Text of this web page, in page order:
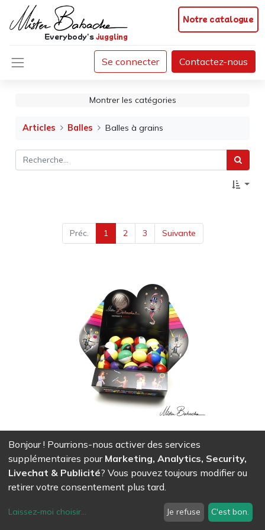
Notre catalogue
Everybody'sjuggling
Se connecter Contactez-nous
Montrer les catégories
Articles Balles Balles à grains
Préc. 1 2 3 Suivante
Set de 100 balles à grains JUNIOR FLUO 4c - 60g
819,05CHF
Bonjour ! Pourrions-nous activer des services
supplémentaires pour Marketing, Analytics, Security,
Livechat & Publicité? Vous pouvez toujours modifier ou
retirer votre consentement plus tard.
Laissez-moi choisir... Je refuse C'est bon.